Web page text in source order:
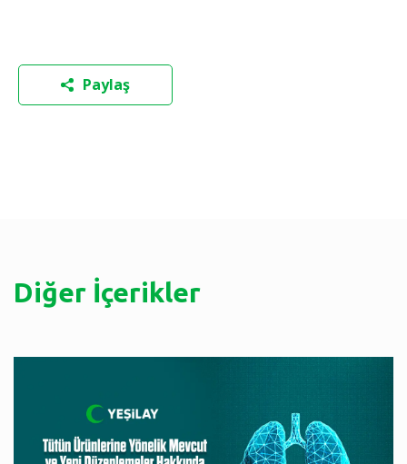
Paylaş
Diğer İçerikler